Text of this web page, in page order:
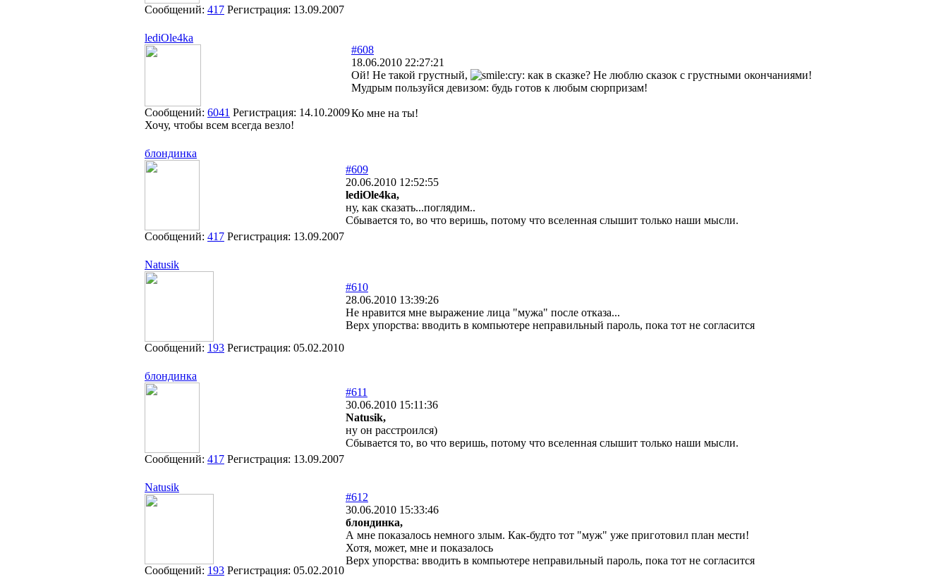
Сообщений: 417 Регистрация: 13.09.2007
lediOle4ka
Сообщений: 6041 Регистрация: 14.10.2009
Хочу, чтобы всем всегда везло!
#608
18.06.2010 22:27:21
Ой! Не такой грустный,
как в сказке? Не люблю сказок с грустными окончаниями!
Мудрым пользуйся девизом: будь готов к любым сюрпризам!
Ко мне на ты!
блондинка
Сообщений: 417 Регистрация: 13.09.2007
#609
20.06.2010 12:52:55
lediOle4ka,
ну, как сказать...поглядим..
Сбывается то, во что веришь, потому что вселенная слышит только наши мысли.
Natusik
Сообщений: 193 Регистрация: 05.02.2010
#610
28.06.2010 13:39:26
Не нравится мне выражение лица "мужа" после отказа...
Верх упорства: вводить в компьютере неправильный пароль, пока тот не согласится
блондинка
Сообщений: 417 Регистрация: 13.09.2007
#611
30.06.2010 15:11:36
Natusik,
ну он расстроился)
Сбывается то, во что веришь, потому что вселенная слышит только наши мысли.
Natusik
Сообщений: 193 Регистрация: 05.02.2010
#612
30.06.2010 15:33:46
блондинка,
А мне показалось немного злым. Как-будто тот "муж" уже приготовил план мести!
Хотя, может, мне и показалось
Верх упорства: вводить в компьютере неправильный пароль, пока тот не согласится